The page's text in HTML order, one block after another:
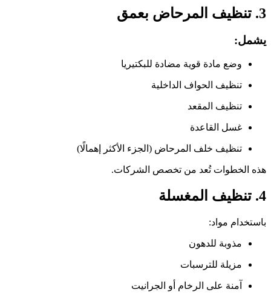
3. تنظيف المرحاض بعمق
يشمل:
وضع مادة قوية مضادة للبكتيريا
تنظيف الحواف الداخلية
تنظيف المقعد
غسل القاعدة
تنظيف خلف المرحاض (الجزء الأكثر إهمالًا)
هذه الخطوات تُعد من تخصص الشركات.
4. تنظيف المغسلة
باستخدام مواد:
مذوبة للدهون
مزيلة للترسبات
آمنة على الرخام أو الجرانيت